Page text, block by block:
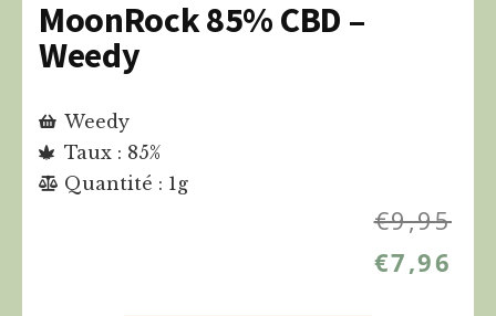
MoonRock 85% CBD –
Weedy
Weedy
Taux : 85%
Quantité : 1g
€9,95
€7,96